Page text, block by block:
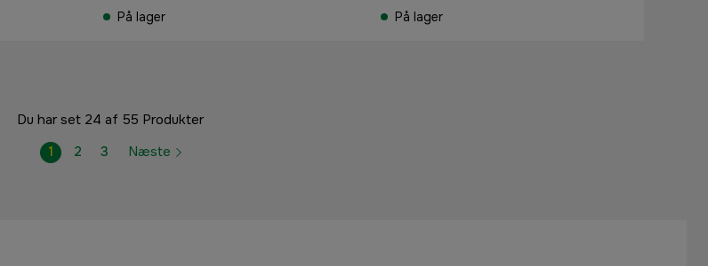
På lager På lager
Du har set 24 af 55 Produkter
1
2 3 Næste